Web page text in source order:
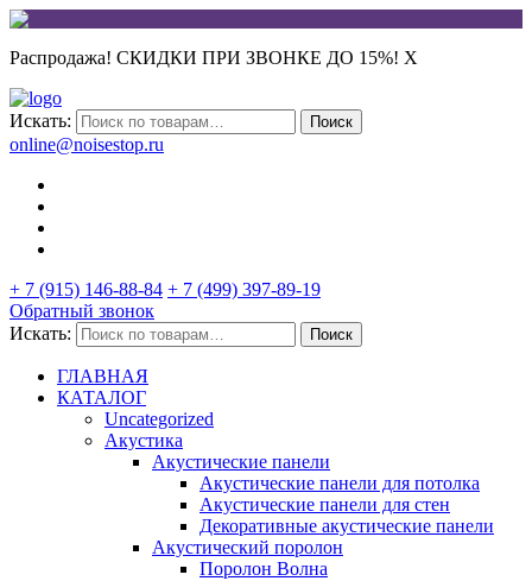
Распродажа! СКИДКИ ПРИ ЗВОНКЕ ДО 15%! X
Искать: Поиск
online@noisestop.ru
+ 7 (915) 146-88-84 + 7 (499) 397-89-19
Обратный звонок
Искать:
Поиск
ГЛАВНАЯ
КАТАЛОГ
Uncategorized
Акустика
Акустические панели
Акустические панели для потолка
Акустические панели для стен
Декоративные акустические панели
Акустический поролон
Поролон Волна